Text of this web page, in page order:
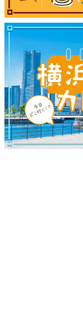
ランキング
ブログ記事
サイトについて